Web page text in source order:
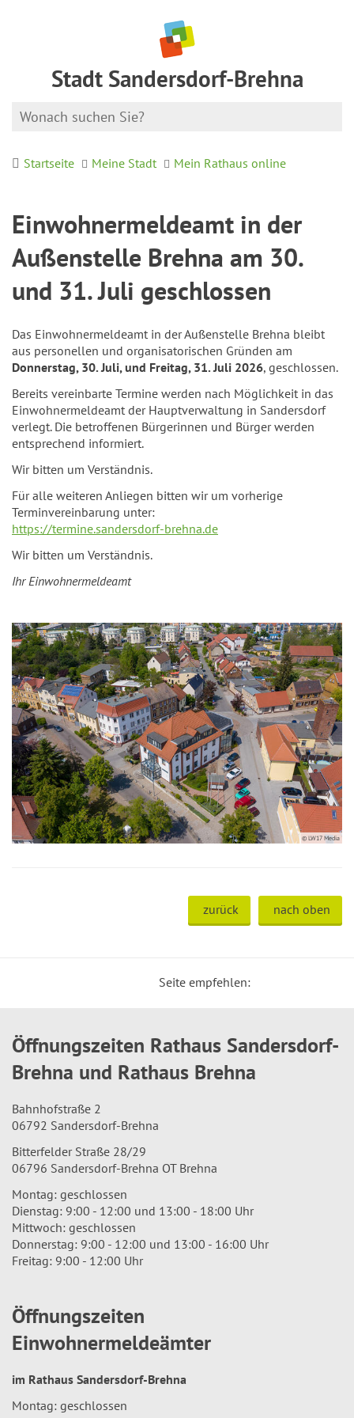
Stadt Sandersdorf-Brehna
Startseite Meine Stadt Mein Rathaus online
Einwohnermeldeamt in der
Außenstelle Brehna am 30.
und 31. Juli geschlossen
Das Einwohnermeldeamt in der Außenstelle Brehna bleibt
aus personellen und organisatorischen Gründen am
Donnerstag, 30. Juli, und Freitag, 31. Juli 2026, geschlossen.
Bereits vereinbarte Termine werden nach Möglichkeit in das
Einwohnermeldeamt der Hauptverwaltung in Sandersdorf
verlegt. Die betroffenen Bürgerinnen und Bürger werden
entsprechend informiert.
Wir bitten um Verständnis.
Für alle weiteren Anliegen bitten wir um vorherige
Terminvereinbarung unter:
https://termine.sandersdorf-brehna.de
Wir bitten um Verständnis.
Ihr Einwohnermeldeamt
© LW17 Media
zurück nach oben
Seite empfehlen:
Öffnungszeiten Rathaus Sandersdorf-
Brehna und Rathaus Brehna
Bahnhofstraße 2
06792 Sandersdorf-Brehna
Bitterfelder Straße 28/29
06796 Sandersdorf-Brehna OT Brehna
Montag: geschlossen
Dienstag: 9:00 - 12:00 und 13:00 - 18:00 Uhr
Mittwoch: geschlossen
Donnerstag: 9:00 - 12:00 und 13:00 - 16:00 Uhr
Freitag: 9:00 - 12:00 Uhr
Öffnungszeiten
Einwohnermeldeämter
im Rathaus Sandersdorf-Brehna
Montag: geschlossen